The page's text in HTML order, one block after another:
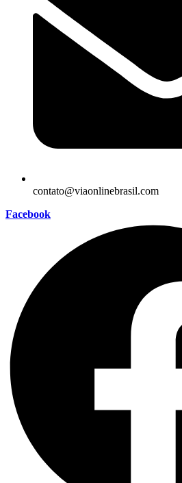
contato@viaonlinebrasil.com
Facebook